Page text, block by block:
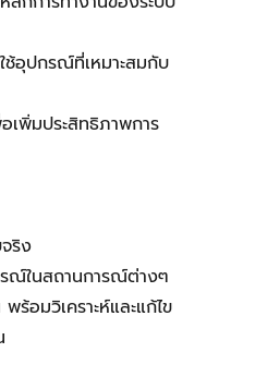
ช้อุปกรณ์ที่เหมาะสมกับ
เพิ่มประสิทธิภาพการ
ริง
ณ์ในสถานการณ์ต่างๆ
ร้อมวิเคราะห์และแก้ไข